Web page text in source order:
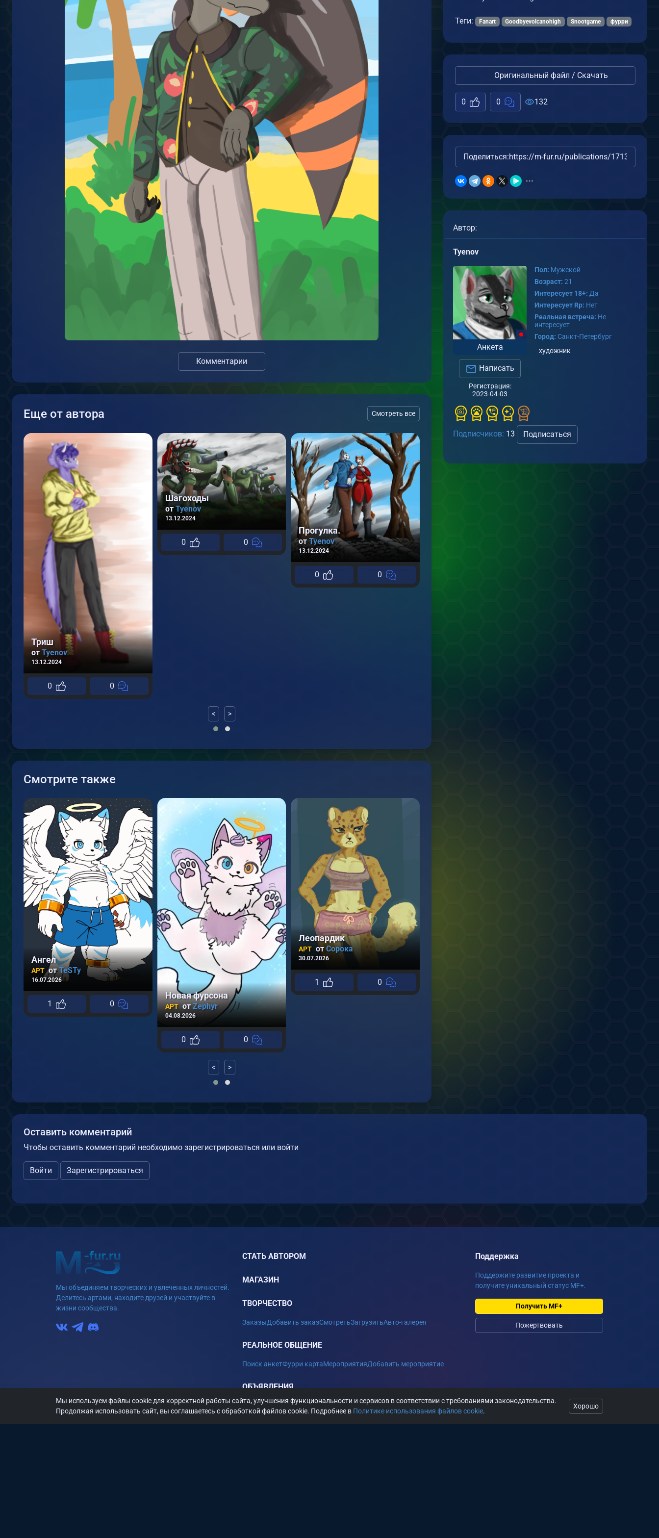
Комментарии
Еще от автора Смотреть все
Триш
от Tyenov
13.12.2024
0 0
Шагоходы
от Tyenov
13.12.2024
0 0
Прогулка.
отTyenov
13.12.2024
0 0
< >
Смотрите также
Ангел
АРТ отTeSTy
16.07.2026
1 0
Новая фурсона
АРТ отZephyr
04.08.2026
0 0
Леопардик
АРТ отСорока
30.07.2026
1 0
< >
Теги: Fanart Goodbyevolcanohigh Snootgame фурри
Оригинальный файл / Скачать
0 0 132
Поделиться:https://m-fur.ru/publications/17135/
Автор:
Tyenov
Анкета
Написать
Регистрация:
2023-04-03
Пол: Мужской
Возраст: 21
Интересует 18+: Да
Интересует Rp: Нет
Реальная встреча: Не
интересует
Город: Санкт-Петербург
художник
Подписчиков: 13 Подписаться
Оставить комментарий
Чтобы оставить комментарий необходимо зарегистрироваться или войти
Войти Зарегистрироваться
Мы объединяем творческих и увлеченных личностей.
Делитесь артами, находите друзей и участвуйте в
жизни сообщества.
СТАТЬ АВТОРОМ
МАГАЗИН
ТВОРЧЕСТВО
ЗаказыДобавить заказСмотретьЗагрузитьАвто-галерея
РЕАЛЬНОЕ ОБЩЕНИЕ
Поиск анкетФурри картаМероприятияДобавить мероприятие
ОБЪЯВЛЕНИЯ
RP объявленияОбъявления исполнителейХочу познакомиться
Поддержка
Поддержите развитие проекта и
получите уникальный статус MF+.
Получить MF+
Пожертвовать
Мы используем файлы cookie для корректной работы сайта, улучшения функциональности и сервисов в соответствии с требованиями законодательства.
Продолжая использовать сайт, вы соглашаетесь с обработкой файлов cookie. Подробнее в Политике использования файлов cookie.
Хорошо